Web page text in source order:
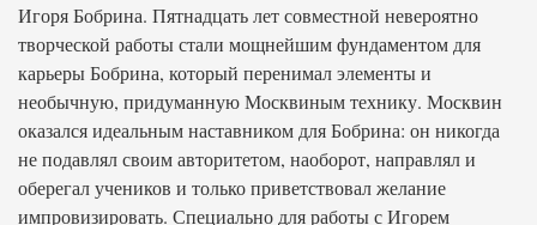
Игоря Бобрина. Пятнадцать лет совместной невероятно
творческой работы стали мощнейшим фундаментом для
карьеры Бобрина, который перенимал элементы и
необычную, придуманную Москвиным технику. Москвин
оказался идеальным наставником для Бобрина: он никогда
не подавлял своим авторитетом, наоборот, направлял и
оберегал учеников и только приветствовал желание
импровизировать. Специально для работы с Игорем